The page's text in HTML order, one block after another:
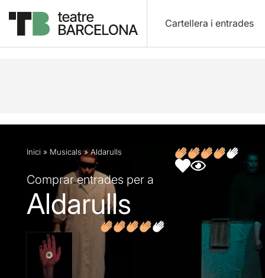
Cartellera i entrades
Descripció Fitxa artística Fotos i vídeos
Inici » Musicals»Aldarulls
Comprar entrades per a
Aldarulls